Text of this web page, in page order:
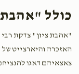
$100.00
$180.00
כולל "אהבת
"אהבת ציון" צדקת
האזכרה והיארצייט
צאצאיהם דאגו